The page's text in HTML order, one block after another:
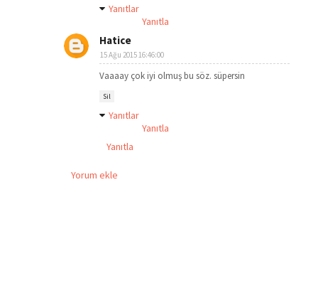
Yanıtlar
Yanıtla
Hatice
15 Ağu 2015 16:46:00
Vaaaay çok iyi olmuş bu söz. süpersin
Sil
Yanıtlar
Yanıtla
Yanıtla
Yorum ekle